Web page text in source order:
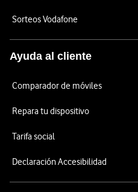
Sorteos Vodafone
Ayuda al cliente
Comparador de móviles
Repara tu dispositivo
Tarifa social
Declaración Accesibilidad